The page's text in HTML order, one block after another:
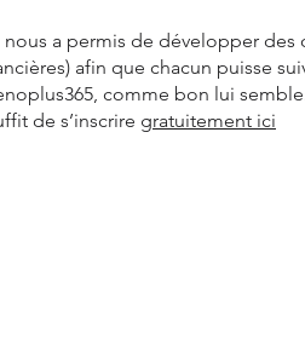
nous a permis de développer des
afin que chacun puisse
comme bon lui
de s’inscrire gratuitement ici